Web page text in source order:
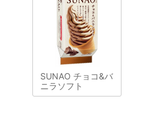
SUNAO チョコ&バ
ニラソフト